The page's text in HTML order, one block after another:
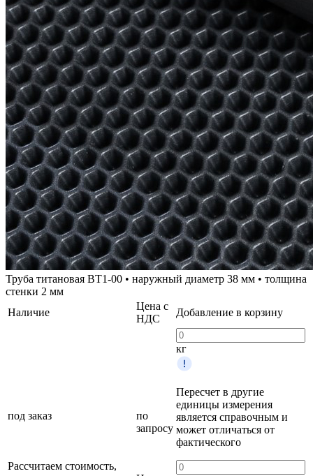
Труба титановая ВТ1-00 • наружный диаметр 38 мм • толщина
стенки 2 мм
Наличие
Цена с
НДС
Добавление в корзину
под заказ
Рассчитаем стоимость,
по
запросу
кг
Пересчет в другие
единицы измерения
является справочным и
может отличаться от
фактического